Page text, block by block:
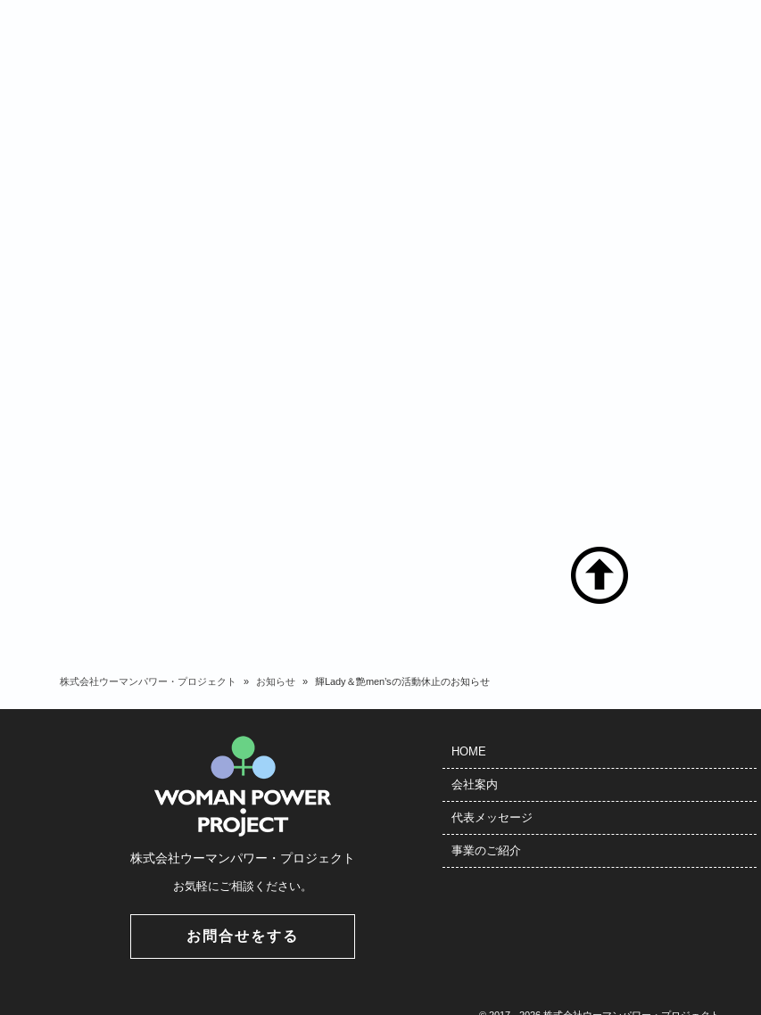
株式会社ウーマンパワー・プロジェクト » お知らせ » 輝Lady＆艶men’sの活動休止のお知らせ
株式会社ウーマンパワー・プロジェクト
お気軽にご相談ください。
お問合せをする
HOME
会社案内
代表メッセージ
事業のご紹介